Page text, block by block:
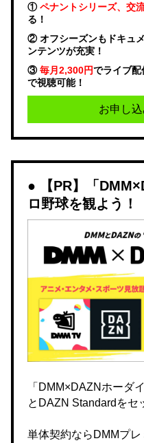
①ペナントシリーズ、交
る！
② オフシーズンもドキュ
ンテンツが充実！
③毎月2,300円でライブ配
で視聴可能！
お申し
【PR】「
ロ野球を観よう！
「DMM×DAZNホーダ
とDAZN Standardをセ
単体契約ならDMMプ